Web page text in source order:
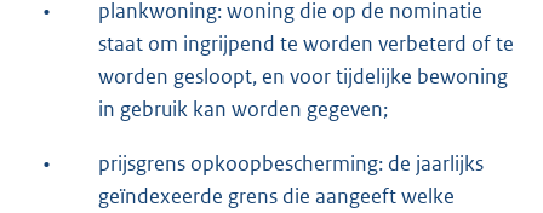
•
plankwoning: woning die op de nominatie
staat om ingrijpend te worden verbeterd of te
worden gesloopt, en voor tijdelijke bewoning
in gebruik kan worden gegeven;
•
prijsgrens opkoopbescherming: de jaarlijks
geïndexeerde grens die aangeeft welke